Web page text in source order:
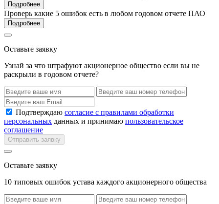
Подробнее
Проверь какие 5 ошибок есть в любом годовом отчете ПАО
Подробнее
Оставьте заявку
Узнай за что штрафуют акционерное общество если вы не
раскрыли в годовом отчете?
Подтверждаю согласие с правилами обработки
персональных данных и принимаю пользовательское
соглашение
Отправить заявку
Оставьте заявку
10 типовых ошибок устава каждого акционерного общества